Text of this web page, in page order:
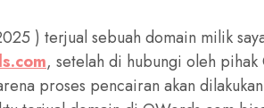
) terjual sebuah domain milik
, setelah di hubungi oleh
proses pencairan akan